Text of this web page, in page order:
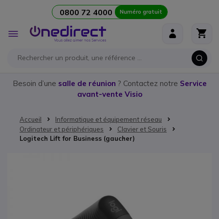
0800 72 4000 Numéro gratuit
Affichage
navigation
Besoin d’une salle de réunion ? Contactez notre Service
avant-vente Visio
Accueil
Informatique et équipement réseau
Ordinateur et périphériques
Clavier et Souris
Logitech Lift for Business (gaucher)